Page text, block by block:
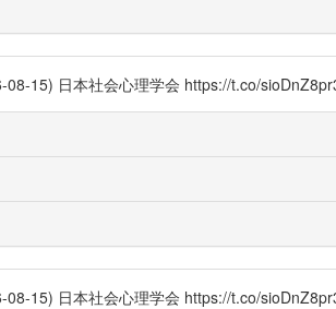
08-15) 日本社会心理学会 https://t.co/
08-15) 日本社会心理学会 https://t.co/